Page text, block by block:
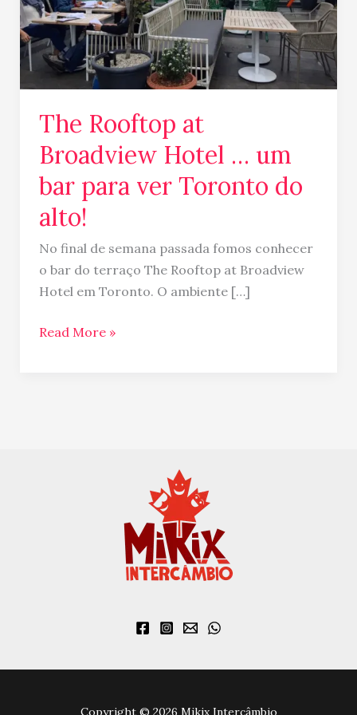
The Rooftop at
Broadview Hotel … um
bar para ver Toronto do
alto!
No final de semana passada fomos conhecer
o bar do terraço The Rooftop at Broadview
Hotel em Toronto. O ambiente […]
bar
para
ver
Toronto
alto!
Read More »
Copyright © 2026 Mikix Intercâmbio